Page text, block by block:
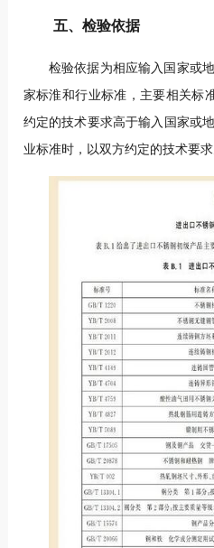
五、检验依据
检验依据为相应输入国家或
家标淮和行业标准，主要相关标
约定的技术要求高于输入国家或
业标准时，以双方约定的技术要求